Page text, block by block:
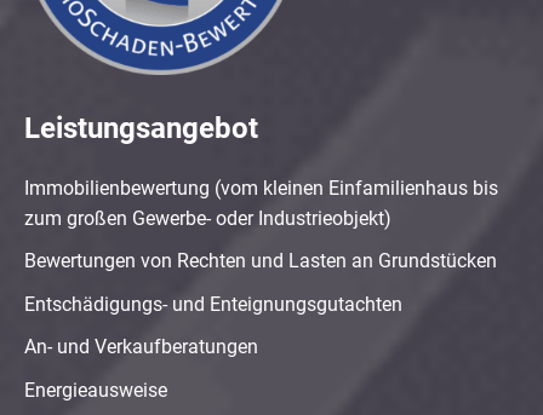
Leistungsangebot
Immobilienbewertung (vom kleinen Einfamilienhaus bis
zum großen Gewerbe- oder Industrieobjekt)
Bewertungen von Rechten und Lasten an Grundstücken
Entschädigungs- und Enteignungsgutachten
An- und Verkaufberatungen
Energieausweise